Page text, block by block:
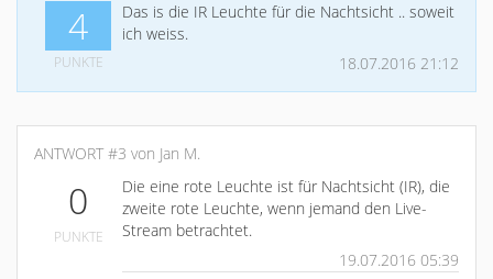
4
PUNKTE
Das is die IR Leuchte für die Nachtsicht .. soweit
ich weiss.
18.07.2016 21:12
ANTWORT #3 von Jan M.
0
PUNKTE
Die eine rote Leuchte ist für Nachtsicht (IR), die
zweite rote Leuchte, wenn jemand den Live-
Stream betrachtet.
19.07.2016 05:39